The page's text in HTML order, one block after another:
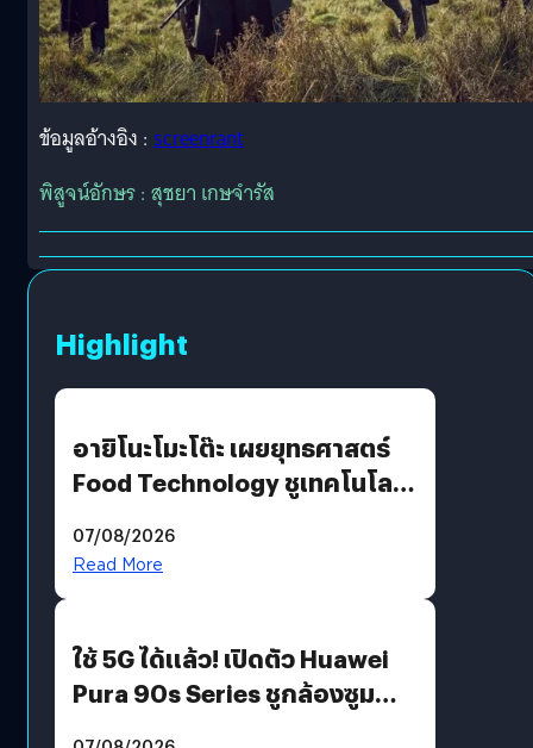
ข้อมูลอ้างอิง : screenrant
พิสูจน์อักษร : สุชยา เกษจำรัส
Highlight
อายิโนะโมะโต๊ะ เผยยุทธศาสตร์
Food Technology ชูเทคโนโลยี
บริโภคและ B2B
07/08/2026
Read More
ใช้ 5G ได้แล้ว! เปิดตัว Huawei
Pura 90s Series ชูกล้องซูม